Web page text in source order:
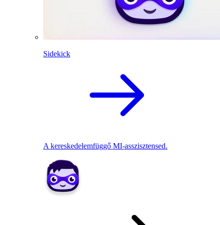
Sidekick
A kereskedelemfüggő MI-asszisztensed.